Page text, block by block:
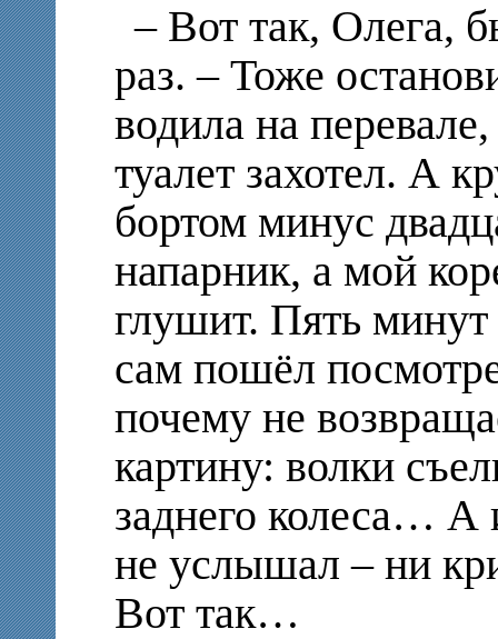
– Вот так, Олега,
раз. – Тоже
водила на
туалет захотел. А
бортом минус
напарник, а мой
глушит. Пять
сам пошёл
почему не
картину: волки
заднего колеса… А
не услышал – ни
Вот так…